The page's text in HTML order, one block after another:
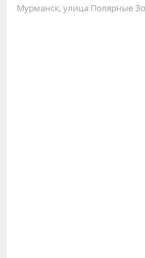
Мурманск, улица Полярные